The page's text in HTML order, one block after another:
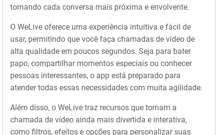
tornando cada conversa mais próxima e envolvente.
O WeLive oferece uma experiência intuitiva e fácil de
usar, permitindo que você faça chamadas de vídeo de
alta qualidade em poucos segundos. Seja para bater
papo, compartilhar momentos especiais ou conhecer
pessoas interessantes, o app está preparado para
atender todas essas necessidades com muita agilidade.
Além disso, o WeLive traz recursos que tornam a
chamada de vídeo ainda mais divertida e interativa,
como filtros, efeitos e opções para personalizar suas